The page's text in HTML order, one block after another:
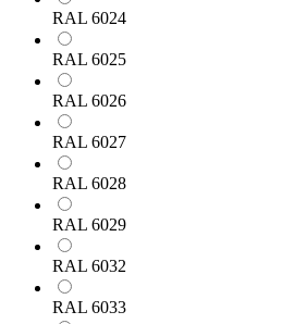
RAL 6024
RAL 6025
RAL 6026
RAL 6027
RAL 6028
RAL 6029
RAL 6032
RAL 6033